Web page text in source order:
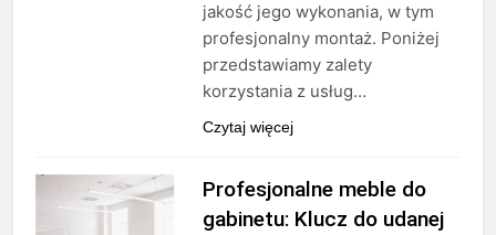
jakość jego wykonania, w tym
profesjonalny montaż. Poniżej
przedstawiamy zalety
korzystania z usług…
Czytaj więcej
Profesjonalne meble do
gabinetu: Klucz do udanej